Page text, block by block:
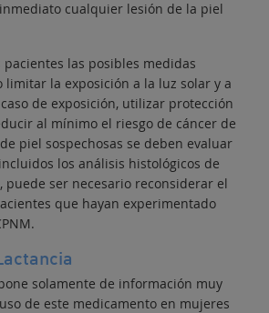
cualquier lesión de la piel
pacientes las posibles medidas
limitar la exposición a la luz solar y a
caso de exposición, utilizar protección
al mínimo el riesgo de cáncer de
piel sospechosas se deben evaluar
los análisis histológicos de
puede ser necesario reconsiderar el
que hayan experimentado
solamente de información muy
de este medicamento en mujeres